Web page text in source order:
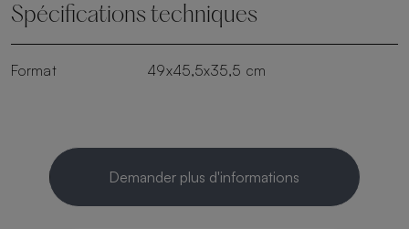
Spécifications techniques
Format 49x45,5x35,5 cm
Demander plus d'informations